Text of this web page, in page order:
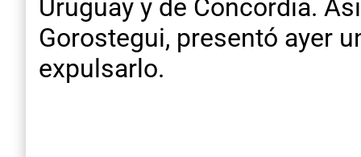
Uruguay y de Concordia.
Gorostegui, presentó ayer
expulsarlo.